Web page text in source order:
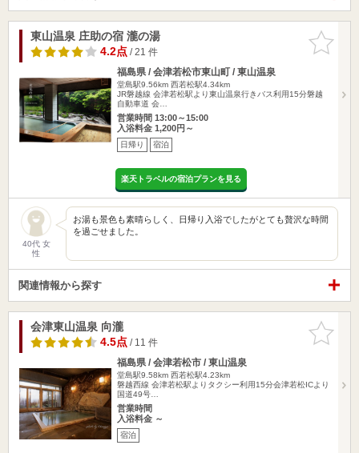
お気に入
りに追加
東山温泉 庄助の宿 瀧の湯
4.2点/ 21 件
福島県 / 会津若松市東山町 / 東山温泉
堂島駅9.56km 西若松駅4.34km
JR磐越線 会津若松駅より東山温泉行きバス利用15分磐越
自動車道 会…
営業時間 13:00～15:00
入浴料金 1,200円～
日帰り 宿泊
楽天トラベルの宿泊プランを見る
40代 女
性
お湯も景色も素晴らしく、日帰り入浴でしたがとても贅沢な時間
を過ごせました。
関連情報から探す
お気に入
りに追加
会津東山温泉 向瀧
4.5点/ 11 件
福島県 / 会津若松市 / 東山温泉
堂島駅9.58km 西若松駅4.23km
磐越西線 会津若松駅よりタクシー利用15分会津若松ICより
国道49号…
営業時間
入浴料金 ～
宿泊